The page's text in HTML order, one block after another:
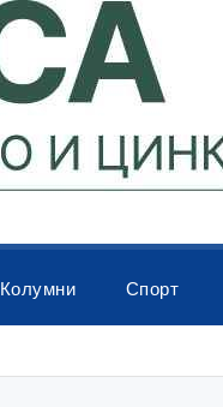
Колумни Спорт